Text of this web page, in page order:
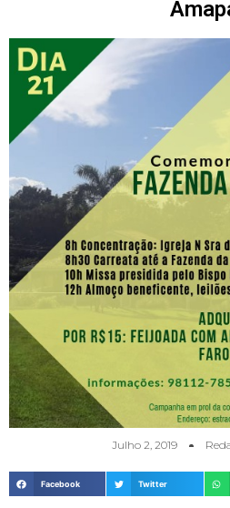
Julho 2, 2019
Facebook Twitter